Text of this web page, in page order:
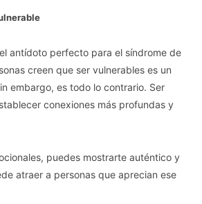
antídoto perfecto para el síndrome de
creen que ser vulnerables es un
embargo, es todo lo contrario. Ser
conexiones más profundas y
puedes mostrarte auténtico y
atraer a personas que aprecian ese